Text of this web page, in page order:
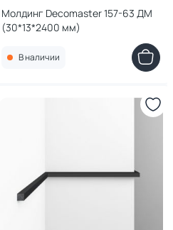
Молдинг Decomaster 157-63 ДМ
(30*13*2400 мм)
В наличии